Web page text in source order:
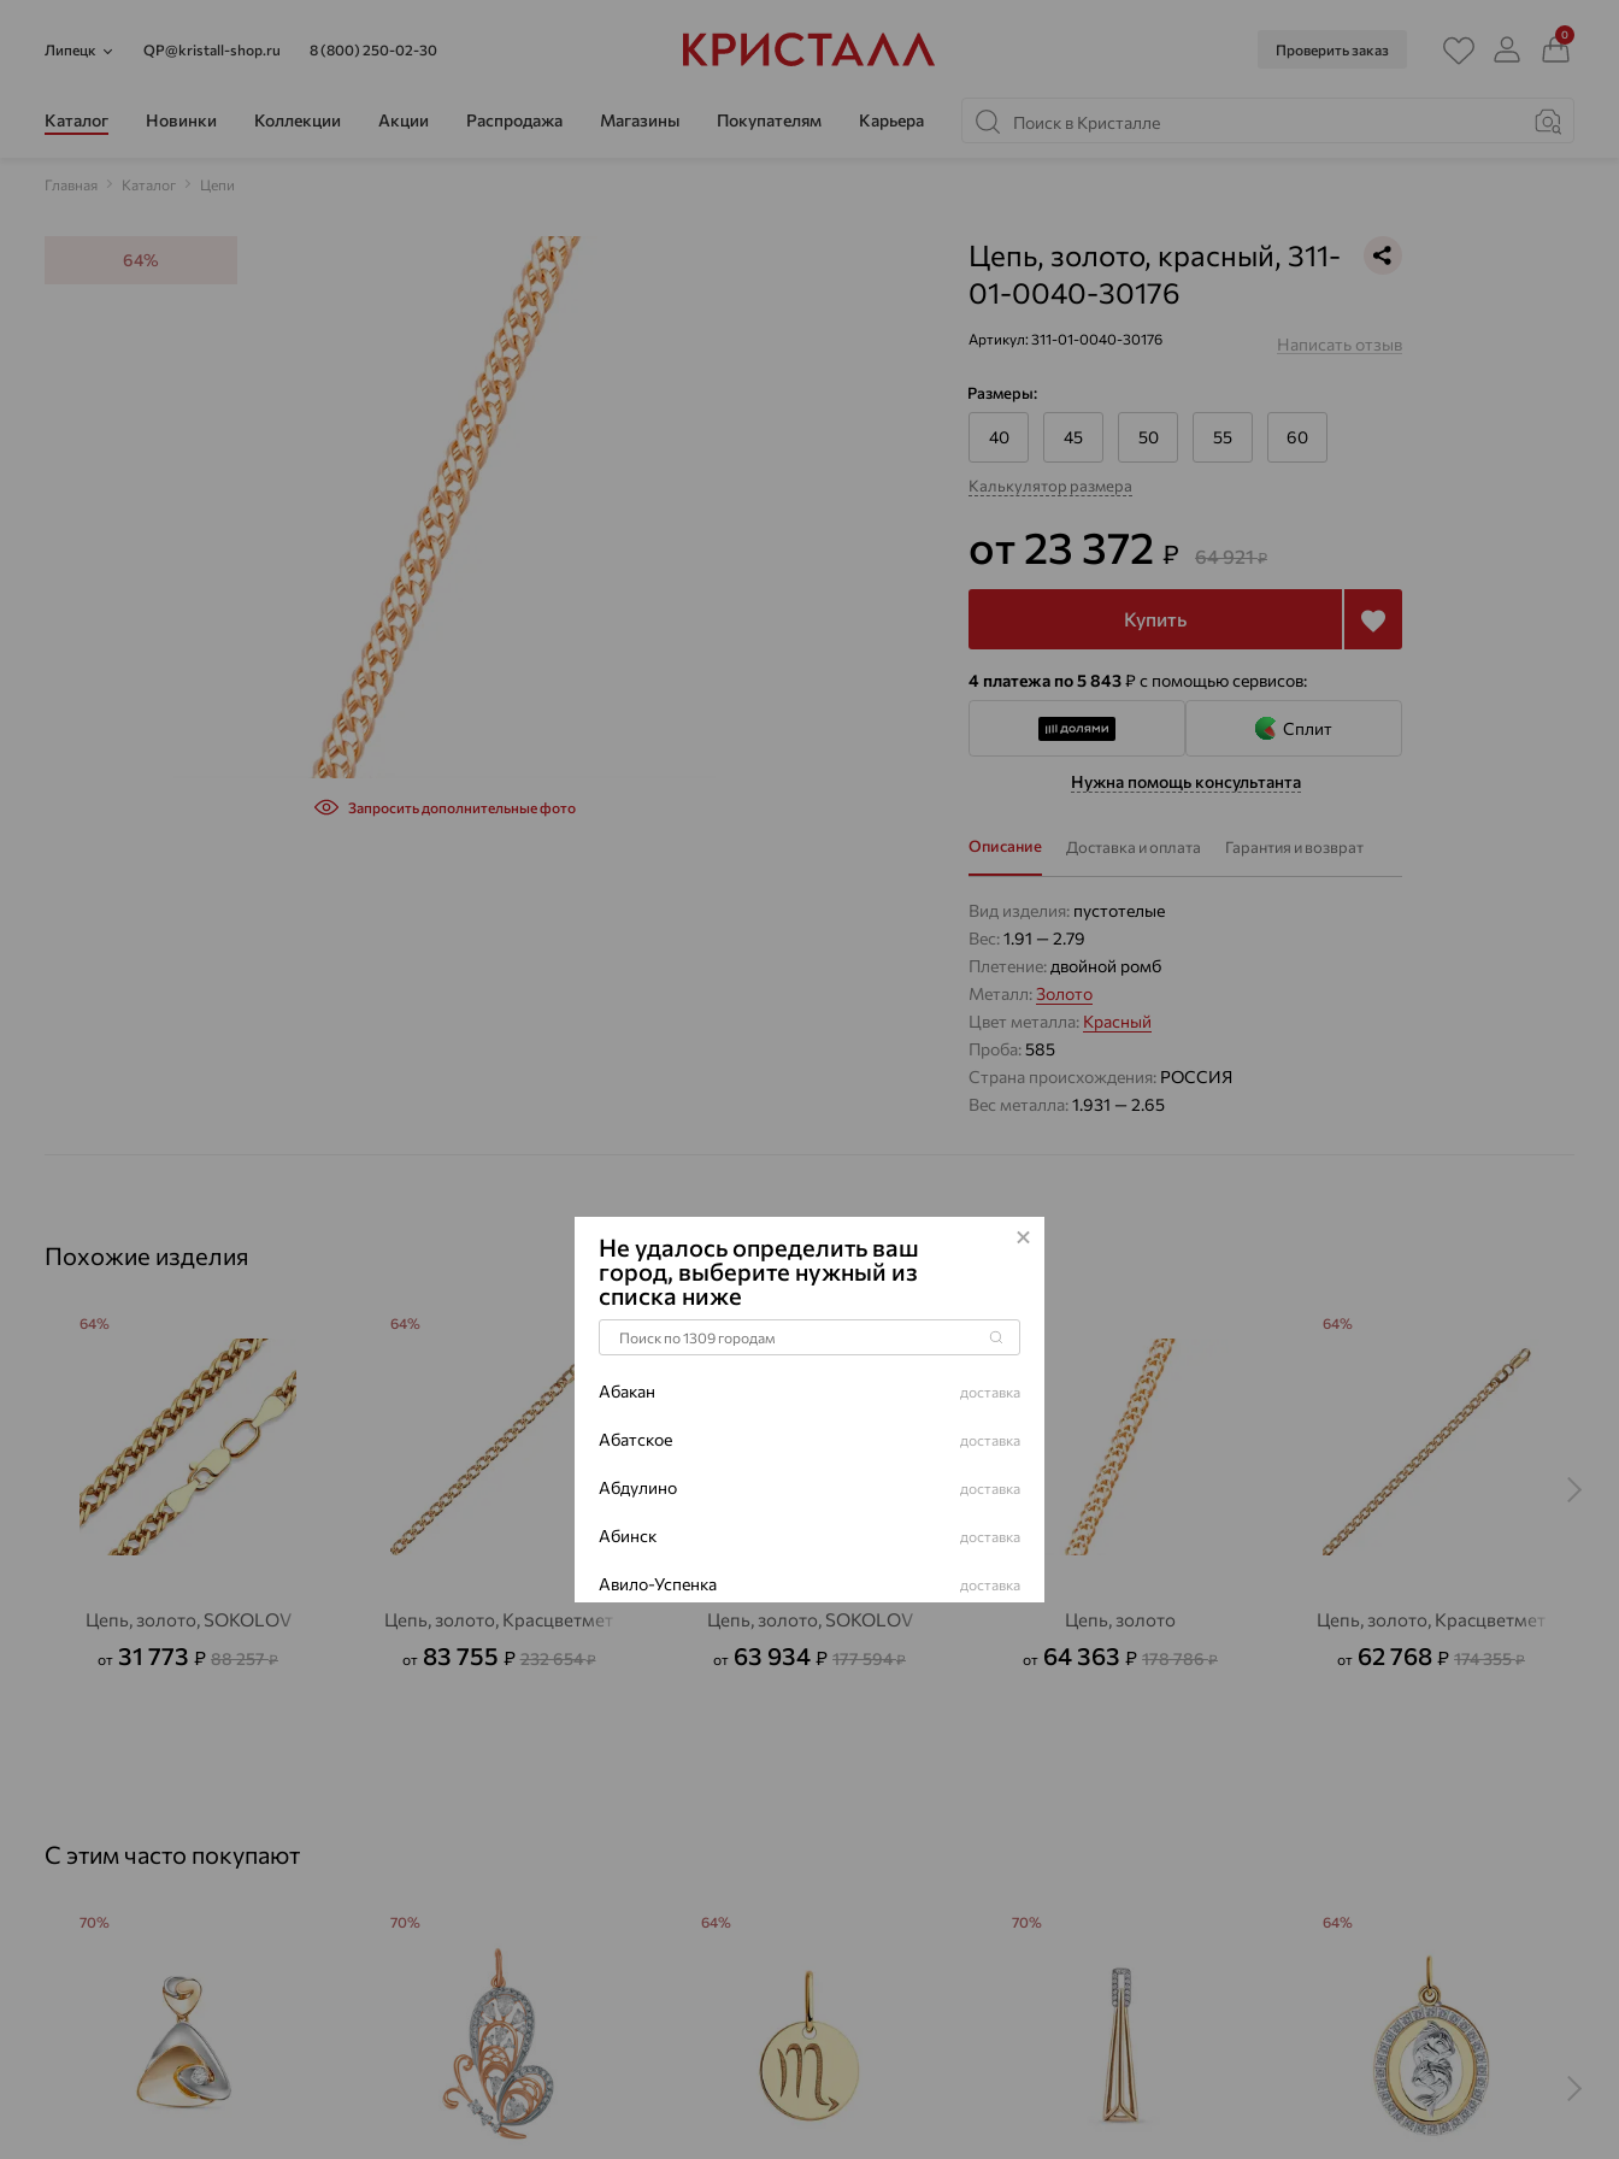
Липецк QP@kristall-shop.ru 8 (800) 250-02-30 Проверить заказ
0
Каталог Новинки Коллекции Акции Распродажа Магазины Покупателям Карьера
Главная Каталог Цепи
64%
Запросить дополнительные фото
Цепь, золото, красный, 311-
01-0040-30176
Артикул: 311-01-0040-30176 Написать отзыв
Размеры:
40 45 50 55 60
Калькулятор размера
от 23 372 ₽ 64 921₽
Купить
4 платежа по 5 843₽с помощью сервисов:
Сплит
Нужна помощь консультанта
Описание Доставка и оплата Гарантия и возврат
Вид изделия: пустотелые
Вес:1.91 — 2.79
Плетение: двойной ромб
Металл:Золото
Цвет металла: Красный
Проба:585
Страна происхождения: РОССИЯ
Вес металла:1.931 — 2.65
Похожие изделия
Цепь, золото, SOKOLOV
от 31 773 ₽ 88 257₽
64%
Цепь, золото, Красцветмет
от 83 755 ₽ 232 654₽
64%
Цепь, золото, SOKOLOV
от 63 934 ₽ 177 594₽
64%
Цепь, золото
от 64 363 ₽ 178 786₽
64%
Цепь, золото, Красцветмет
от 62 768 ₽ 174 355₽
64%
С этим часто покупают
70% 70% 64% 70% 64%
Не удалось определить ваш
город, выберите нужный из
списка ниже
Абакан доставка
Абатское доставка
Абдулино доставка
Абинск доставка
Авило-Успенка доставка
Авсюнино
доставка